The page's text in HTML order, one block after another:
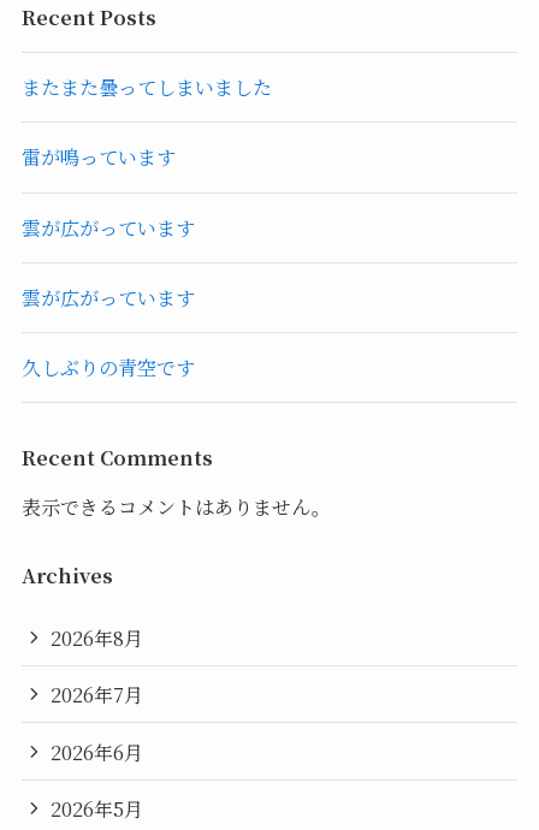
Recent Posts
またまた曇ってしまいました
雷が鳴っています
雲が広がっています
雲が広がっています
久しぶりの青空です
Recent Comments
表示できるコメントはありません。
Archives
2026年8月
2026年7月
2026年6月
2026年5月